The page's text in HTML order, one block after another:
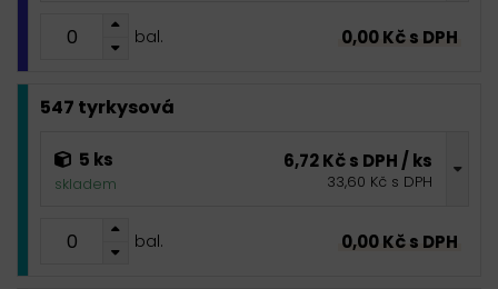
bal. 0,00 Kč s DPH
547 tyrkysová
5 ks
skladem
6,72 Kč s DPH / ks
33,60 Kč s DPH
bal. 0,00 Kč s DPH